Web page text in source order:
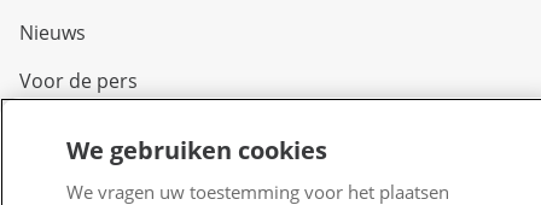
Nieuws
Voor de pers
We gebruiken cookies
We vragen uw toestemming voor het plaatsen